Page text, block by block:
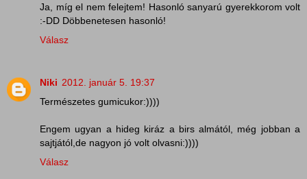
Ja, míg el nem felejtem! Hasonló sanyarú gyerekkorom volt
:-DD Döbbenetesen hasonló!
Válasz
Niki 2012. január 5. 19:37
Természetes gumicukor:))))
Engem ugyan a hideg kiráz a birs almától, még jobban a
sajtjától,de nagyon jó volt olvasni:))))
Válasz